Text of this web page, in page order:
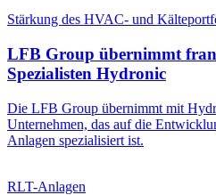
Stärkung des HVAC- und
LFB Group übernimmt
Spezialisten Hydronic
Die LFB Group übernimmt mit
Unternehmen, das auf die
Anlagen spezialisiert ist.
RLT-Anlagen